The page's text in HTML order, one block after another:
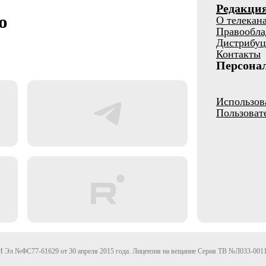
О
Контакты
№ФС77-61629 от 30 апреля 2015 года. Лицензия на вещание Серия ТВ №Л033-